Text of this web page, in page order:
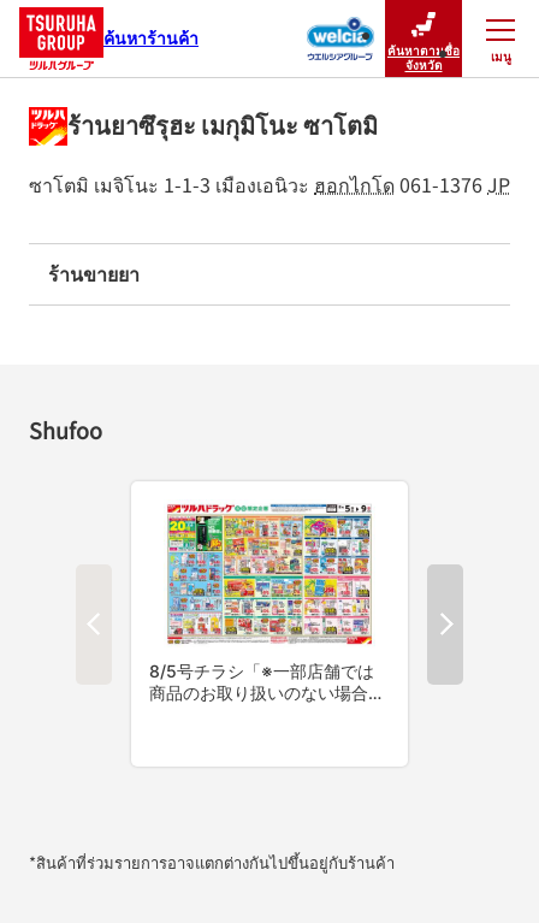
ค้นหาร้านค้า
ค้นหาตามชื่อ
จังหวัด
เมนู
ปิดเมนู
ร้านยาซึรุฮะ เมกุมิโนะ ซาโตมิ
ซาโตมิ เมจิโนะ 1-1-3 เมืองเอนิวะ ฮอกไกโด061-1376JP
ร้านขายยา
Shufoo
*สินค้าที่ร่วมรายการอาจแตกต่างกันไปขึ้นอยู่กับร้านค้า